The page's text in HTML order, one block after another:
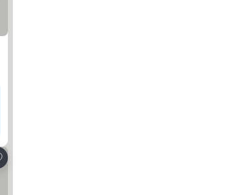
aos favoritos